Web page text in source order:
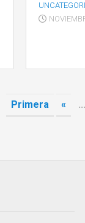
Primera « ...